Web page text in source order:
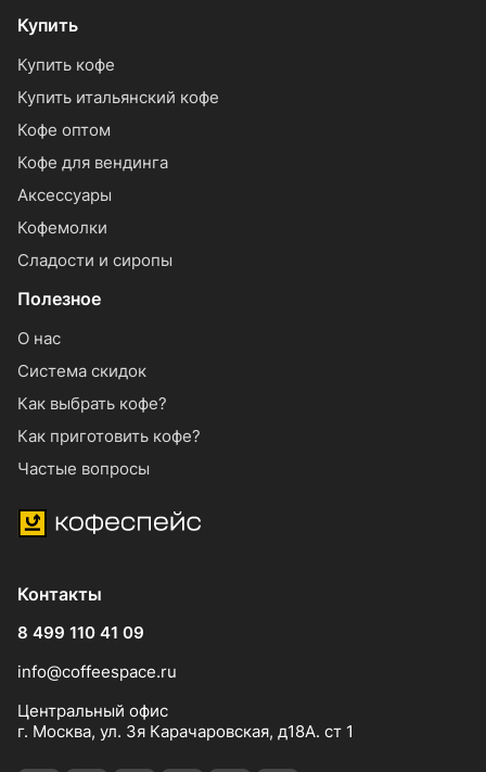
Купить
Купить кофе
Купить итальянский кофе
Кофе оптом
Кофе для вендинга
Аксессуары
Кофемолки
Сладости и сиропы
Полезное
О нас
Система скидок
Как выбрать кофе?
Как приготовить кофе?
Частые вопросы
Контакты
8 499 110 41 09
info@coffeespace.ru
Центральный офис
г. Москва, ул. 3я Карачаровская, д18А. ст 1